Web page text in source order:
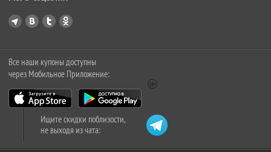
Все наши купоны доступны
через Мобильное Приложение:
Ищите скидки поблизости,
не выходя из чата: